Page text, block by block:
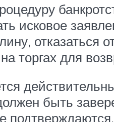
исковое
отказаться
торгах для
быть